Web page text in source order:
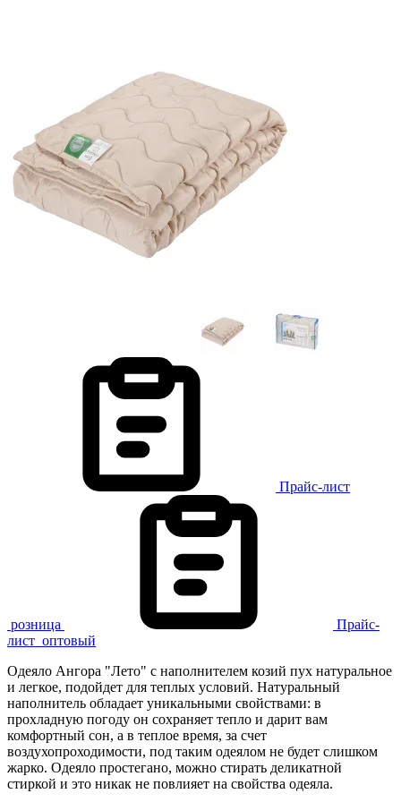
Прайс-лист
розница
Прайс-
лист оптовый
Одеяло Ангора "Лето" с наполнителем козий пух натуральное
и легкое, подойдет для теплых условий. Натуральный
наполнитель обладает уникальными свойствами: в
прохладную погоду он сохраняет тепло и дарит вам
комфортный сон, а в теплое время, за счет
воздухопроходимости, под таким одеялом не будет слишком
жарко. Одеяло простегано, можно стирать деликатной
стиркой и это никак не повлияет на свойства одеяла.